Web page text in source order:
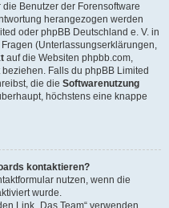
Benutzer der Forensoftware
herangezogen werden
oder phpBB Deutschland e. V. in
(Unterlassungserklärungen,
auf die Websiten phpbb.com,
Falls du phpBB Limited
die die Softwarenutzung
höchstens eine knappe
kontaktieren?
nutzen, wenn die
wurde.
Link „Das Team“ verwenden.